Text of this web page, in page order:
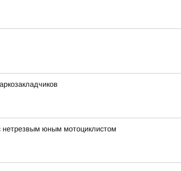
нетрезвым юным мотоциклистом